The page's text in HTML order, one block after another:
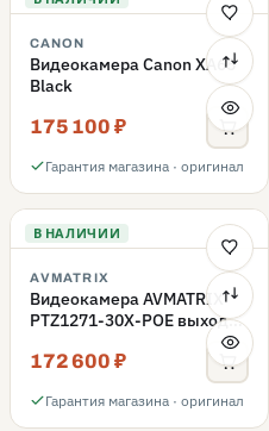
CANON
Видеокамера Canon XA65
Black
175 100 ₽
Гарантия магазина · оригинал
В НАЛИЧИИ
AVMATRIX
Видеокамера AVMATRIX
PTZ1271-30X-POE выход
172 600 ₽
Гарантия магазина · оригинал